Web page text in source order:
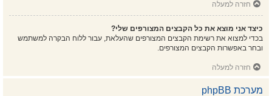
חזרה למעלה
כיצד אני מוצא את כל הקבצים המצורפים שלי?
בכדי למצוא את רשימת הקבצים המצורפים שהעלאת, עבור ללוח הבקרה למשתמש
ובחר באפשרות הקבצים המצורפים.
חזרה למעלה
מערכת phpBB